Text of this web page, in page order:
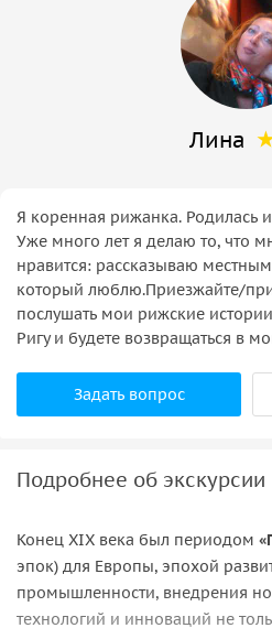
Лина
Я коренная рижанка. Родилась
Уже много лет я делаю то, что
нравится: рассказываю
который люблю.Приезжайте/
послушать мои рижские
Ригу и будете возвращаться в
Задать вопрос
Подробнее об экскурсии
Конец XIX века был периодом
эпок) для Европы, эпохой
промышленности, внедрения
технологий и инноваций не